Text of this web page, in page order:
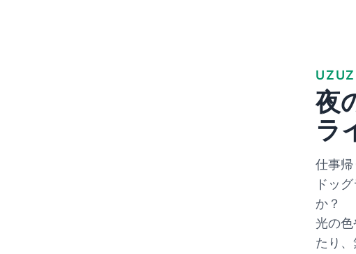
夜
ラ
仕事
ドッ
か？
光の
たり、